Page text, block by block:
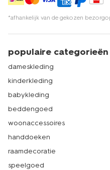
*afhankelijk van de gekozen
populaire categorieën
dameskleding
kinderkleding
babykleding
beddengoed
woonaccessoires
handdoeken
raamdecoratie
speelgoed